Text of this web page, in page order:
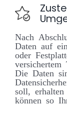
Nach
Daten auf
oder
versichertem
Die Daten
soll,
können so